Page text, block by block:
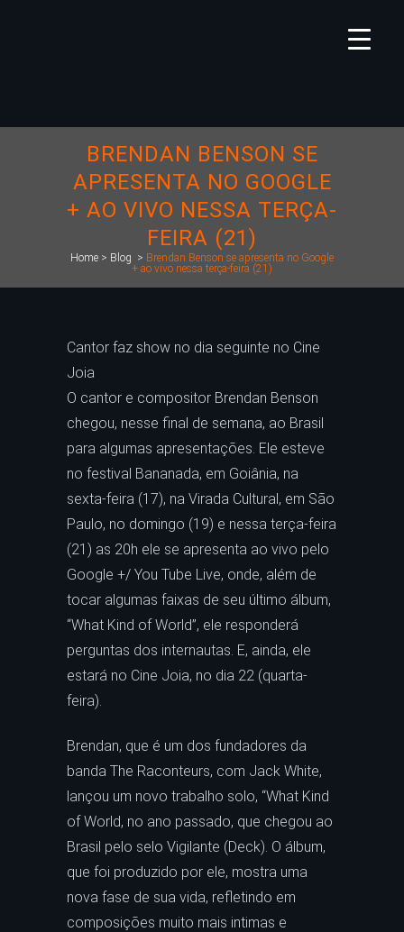
BRENDAN BENSON SE
APRESENTA NO GOOGLE
+ AO VIVO NESSA TERÇA-
FEIRA (21)
Home > Blog > Brendan Benson se apresenta no Google
+ ao vivo nessa terça-feira (21)
Cantor faz show no dia seguinte no Cine
Joia
O cantor e compositor Brendan Benson
chegou, nesse final de semana, ao Brasil
para algumas apresentações. Ele esteve
no festival Bananada, em Goiânia, na
sexta-feira (17), na Virada Cultural, em São
Paulo, no domingo (19) e nessa terça-feira
(21) as 20h ele se apresenta ao vivo pelo
Google +/ You Tube Live, onde, além de
tocar algumas faixas de seu último álbum,
“What Kind of World”, ele responderá
perguntas dos internautas. E, ainda, ele
estará no Cine Joia, no dia 22 (quarta-
feira).
Brendan, que é um dos fundadores da
banda The Raconteurs, com Jack White,
lançou um novo trabalho solo, “What Kind
of World, no ano passado, que chegou ao
Brasil pelo selo Vigilante (Deck). O álbum,
que foi produzido por ele, mostra uma
nova fase de sua vida, refletindo em
composições muito mais intimas e